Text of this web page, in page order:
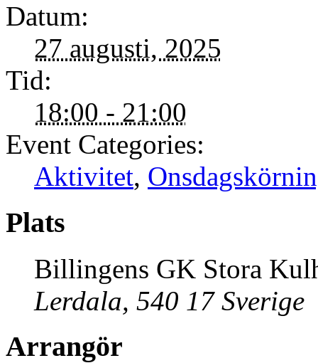
Datum:
27 augusti, 2025
Tid:
18:00 - 21:00
Event Categories:
Aktivitet,
Plats
Billingens GK Stora
Lerdala, 540 17 Sverige
Arrangör